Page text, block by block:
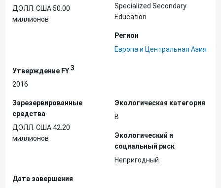
ДОЛЛ. США 50.00
миллионов
Specialized Secondary
Education
Регион
Европа и Центральная Азия
Утверждение FY3
2016
Зарезервированные
средства
ДОЛЛ. США 42.20
миллионов
Экологическая категория
B
Экологический и
социальный риск
Непригодный
Дата завершения